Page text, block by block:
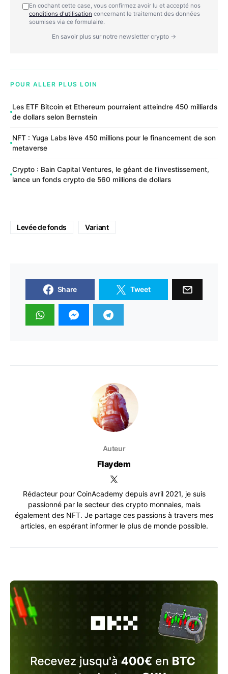
En cochant cette case, vous confirmez avoir lu et accepté nos
conditions d'utilisation concernant le traitement des données
soumises via ce formulaire.
En savoir plus sur notre newsletter crypto →
POUR ALLER PLUS LOIN
Les ETF Bitcoin et Ethereum pourraient atteindre 450 milliards
de dollars selon Bernstein
NFT : Yuga Labs lève 450 millions pour le financement de son
metaverse
Crypto : Bain Capital Ventures, le géant de l’investissement,
lance un fonds crypto de 560 millions de dollars
Levée de fonds Variant
Share Tweet
Auteur
Flaydem
Rédacteur pour CoinAcademy depuis avril 2021, je suis
passionné par le secteur des crypto monnaies, mais
également des NFT. Je partage ces passions à travers mes
articles, en espérant informer le plus de monde possible.